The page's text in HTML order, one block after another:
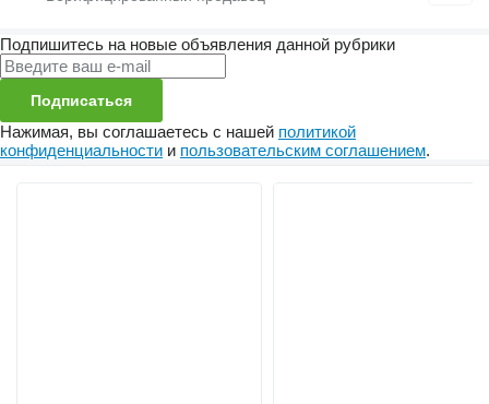
Подпишитесь на новые объявления данной рубрики
Подписаться
Нажимая, вы соглашаетесь с нашей политикой
конфиденциальности и пользовательским соглашением.